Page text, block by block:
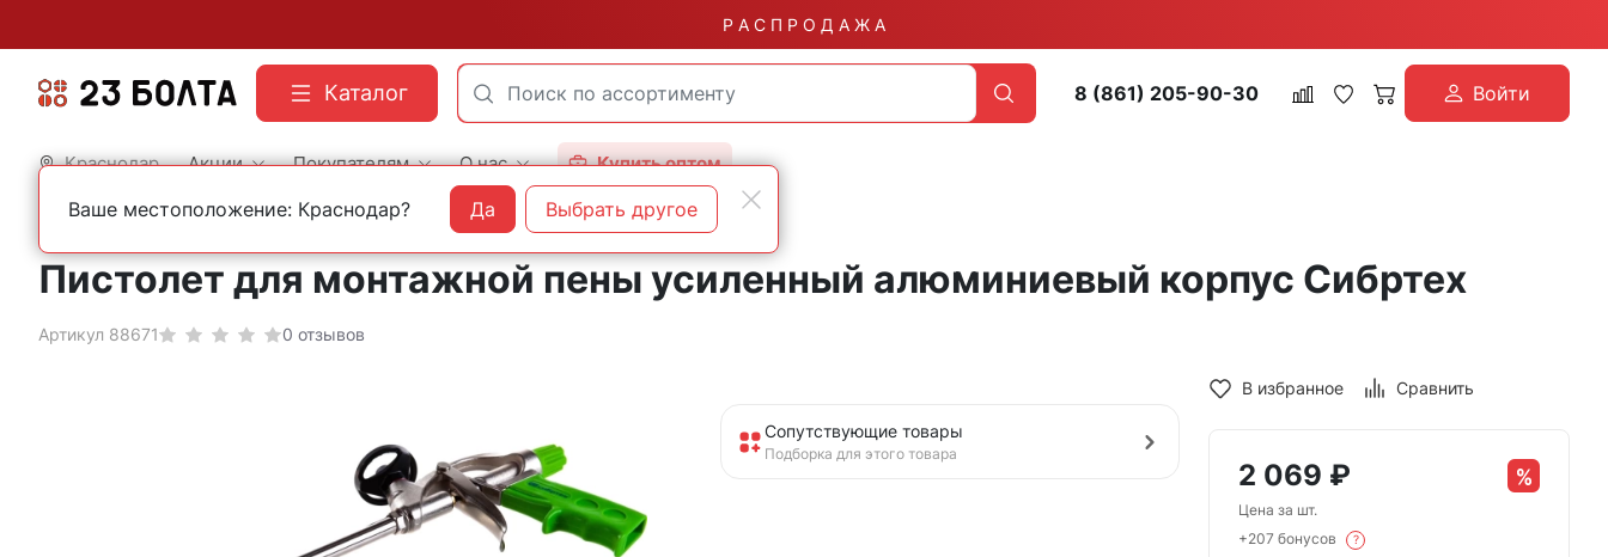
Р А С П Р О Д А Ж А
Каталог 8 (861) 205-90-30 Войти
Краснодар Акции Покупателям О нас Купить оптом
Главная Строительный инструмент Пистолеты для монтажной пены
Пистолет для монтажной пены усиленный алюминиевый корпус Сибртех
Артикул 88671 0 отзывов
Сопутствующие товары
Подборка для этого товара
В избранное Сравнить
2 069 ₽
Цена за шт.
+207 бонусов
?
Ваше местоположение: Краснодар? Да Выбрать другое